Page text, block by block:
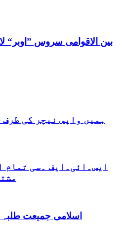
بین الاقوامی سروس ”اوبر“
ہمیں واپس نیچر کی
ایس۔ائی۔ایف ۔سی تمام
اسلامی جمیعت طلبہ